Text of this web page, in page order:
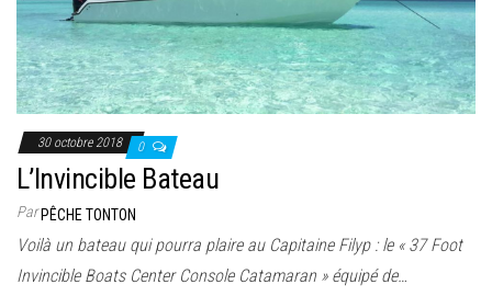
30 octobre 2018 0
L’Invincible Bateau
ParPÊCHE TONTON
Voilà un bateau qui pourra plaire au Capitaine Filyp : le « 37 Foot
Invincible Boats Center Console Catamaran » équipé de…